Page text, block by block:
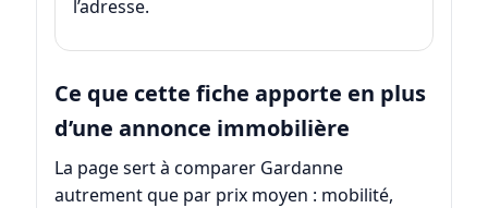
l’adresse.
Ce que cette fiche apporte en plus
d’une annonce immobilière
La page sert à comparer Gardanne
autrement que par prix moyen : mobilité,